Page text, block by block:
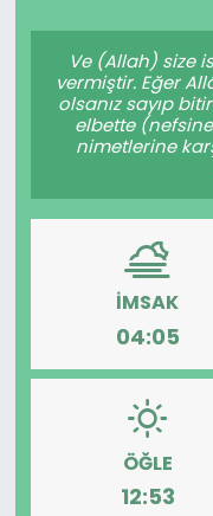
Ve (Allah) size
vermiştir. Eğer
olsanız sayıp
elbette
nimetlerine
İMSAK
04:05
ÖĞLE
12:53
Teknoloji
Yaşam
Gizlilik
İletişim